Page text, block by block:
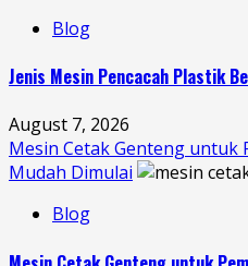
Blog
Jenis Mesin Pencacah Plastik
August 7, 2026
Mesin Cetak Genteng untuk
Mudah Dimulai
Blog